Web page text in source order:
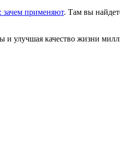
зачем применяют. Там вы
и улучшая качество жизни